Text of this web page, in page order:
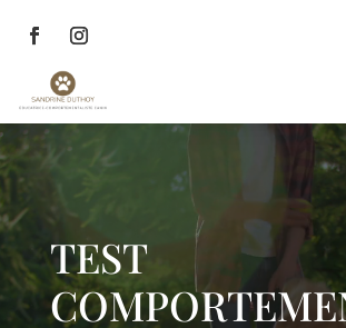
Lecteur
vidéo
TEST